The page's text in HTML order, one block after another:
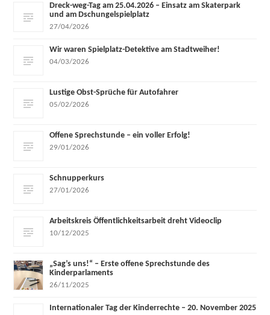
Dreck-weg-Tag am 25.04.2026 – Einsatz am Skaterpark
und am Dschungelspielplatz
27/04/2026
Wir waren Spielplatz-Detektive am Stadtweiher!
04/03/2026
Lustige Obst-Sprüche für Autofahrer
05/02/2026
Offene Sprechstunde – ein voller Erfolg!
29/01/2026
Schnupperkurs
27/01/2026
Arbeitskreis Öffentlichkeitsarbeit dreht Videoclip
10/12/2025
„Sag’s uns!“ – Erste offene Sprechstunde des
Kinderparlaments
26/11/2025
Internationaler Tag der Kinderrechte – 20. November 2025